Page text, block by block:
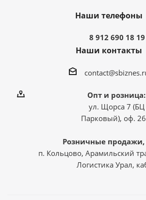
Наши телефоны
8 912 690 18 19
Наши контакты
Опт и розница:
ул. Щорса 7 (БЦ
Парковый), оф.
Розничные продажи,
п. Кольцово, Арамильский
Логистика Урал,